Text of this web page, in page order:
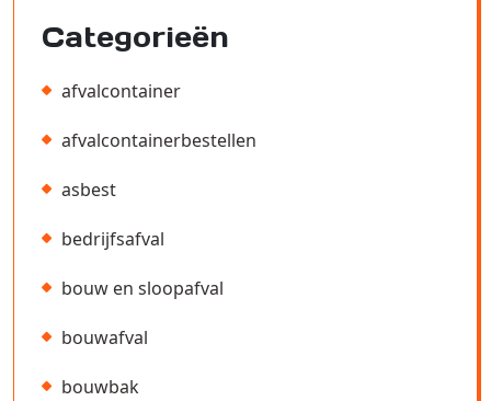
Categorieën
afvalcontainer
afvalcontainerbestellen
asbest
bedrijfsafval
bouw en sloopafval
bouwafval
bouwbak